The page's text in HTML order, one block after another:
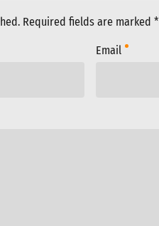
Required fields are marked *
Email